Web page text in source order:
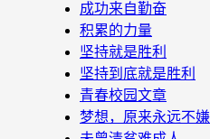
成功来自勤奋
积累的力量
坚持就是胜利
坚持到底就是胜利
青春校园文章
梦想，原来永远不